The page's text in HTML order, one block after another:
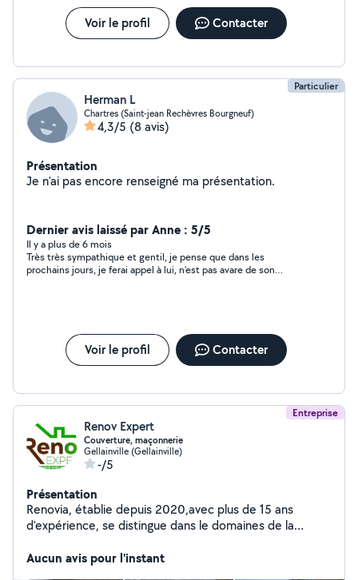
Voir le profil Contacter
Particulier
Herman L
Chartres (Saint-jean Rechèvres Bourgneuf)
4,3/5 (8 avis)
Présentation
Je n'ai pas encore renseigné ma présentation.
Dernier avis laissé par Anne : 5/5
Il y a plus de 6 mois
Très très sympathique et gentil, je pense que dans les
prochains jours, je ferai appel à lui, n'est pas avare de son
Voir le profil Contacter
Entreprise
Renov Expert
Couverture, maçonnerie
Gellainville (Gellainville)
-/5
Présentation
Renovia, établie depuis 2020,avec plus de 15 ans
d'expérience, se distingue dans le domaines de la
exclusivement dans l'Eure et loir, nous proposons des
Aucun avis pour l'instant